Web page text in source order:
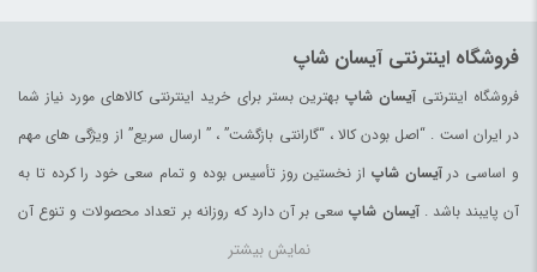
فروشگاه اینترنتی آیسان شاپ
فروشگاه اینترنتیآیسان شاپبهترین بستر برای خرید اینترنتی کالاهای مورد نیاز شما
در ایران است . “اصل بودن کالا ، “گارانتی بازگشت” ، ” ارسال سریع” از ویژگی های مهم
و اساسی درآیسان شاپ از نخستین روز تأسیس بوده و تمام سعی خود را کرده تا به
آن پایبند باشد .آیسان شاپ سعی بر آن دارد که روزانه بر تعداد محصولات و تنوع آن
بیفزاید تا بتواند نیاز همه ی افراد با هر نوع سلیقه را در خرید محصولات اینترنتی مرتفع
نمایش بیشتر